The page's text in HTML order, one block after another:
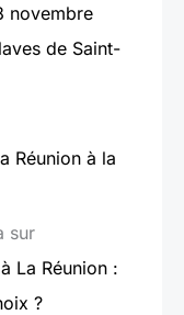
novembre
de Saint-
Réunion à la
sur
La Réunion :
?